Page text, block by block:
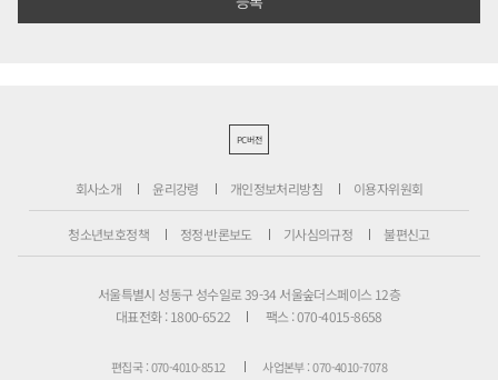
PC버전
회사소개 윤리강령 개인정보처리방침 이용자위원회
청소년보호정책 정정·반론보도 기사심의규정 불편신고
서울특별시 성동구 성수일로 39-34 서울숲더스페이스 12층
대표전화 : 1800-6522
팩스 : 070-4015-8658
편집국 : 070-4010-8512 사업본부 : 070-4010-7078